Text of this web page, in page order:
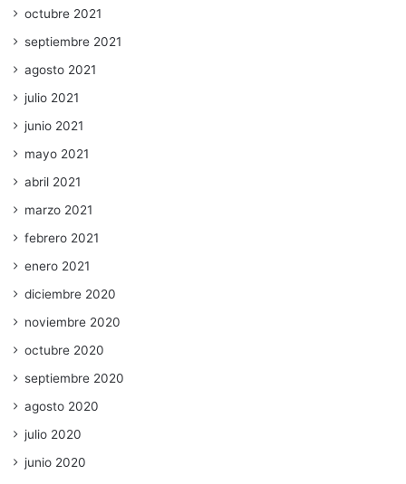
octubre 2021
septiembre 2021
agosto 2021
julio 2021
junio 2021
mayo 2021
abril 2021
marzo 2021
febrero 2021
enero 2021
diciembre 2020
noviembre 2020
octubre 2020
septiembre 2020
agosto 2020
julio 2020
junio 2020